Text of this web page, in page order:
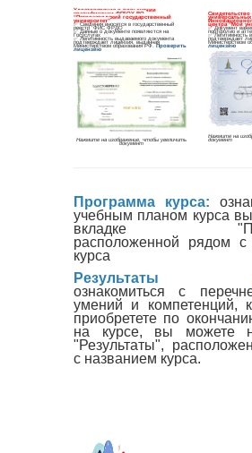
Программа курса:
учебным планом курса
вкладке
расположенной рядом с
курса
Результаты
ознакомиться с
умений и компетенций,
приобретете по
на курсе, вы можете
"Результаты",
с названием курса.